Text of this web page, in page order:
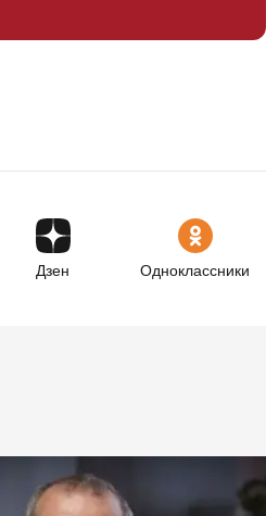
Дзен Одноклассники